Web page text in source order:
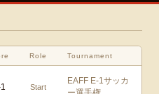
Role Tournament
1 Start
EAFF E-1サッカ